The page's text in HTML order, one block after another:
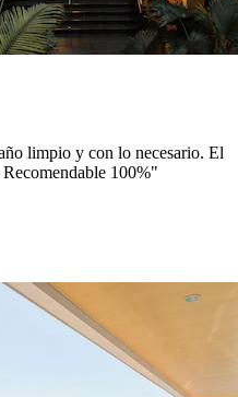
limpio y con lo necesario. El
100%"